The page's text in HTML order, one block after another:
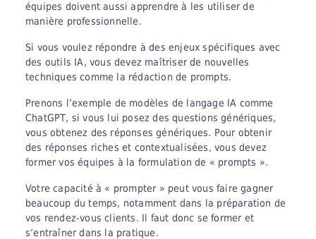
équipes doivent aussi apprendre à les utiliser de
manière professionnelle.
Si vous voulez répondre à des enjeux spécifiques avec
des outils IA, vous devez maîtriser de nouvelles
techniques comme la rédaction de prompts.
Prenons l’exemple de modèles de langage IA comme
ChatGPT, si vous lui posez des questions génériques,
vous obtenez des réponses génériques. Pour obtenir
des réponses riches et contextualisées, vous devez
former vos équipes à la formulation de « prompts ».
Votre capacité à « prompter » peut vous faire gagner
beaucoup du temps, notamment dans la préparation de
vos rendez-vous clients. Il faut donc se former et
s’entraîner dans la pratique.